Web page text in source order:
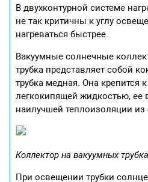
В двухконтурной системе
не так критичны к углу
нагреваться быстрее.
Вакуумные солнечные
трубка представляет собой
трубка медная. Она крепится
легкокипящей жидкостью, ее
наилучшей теплоизоляции из
Коллектор на вакуумных
При освещении трубки